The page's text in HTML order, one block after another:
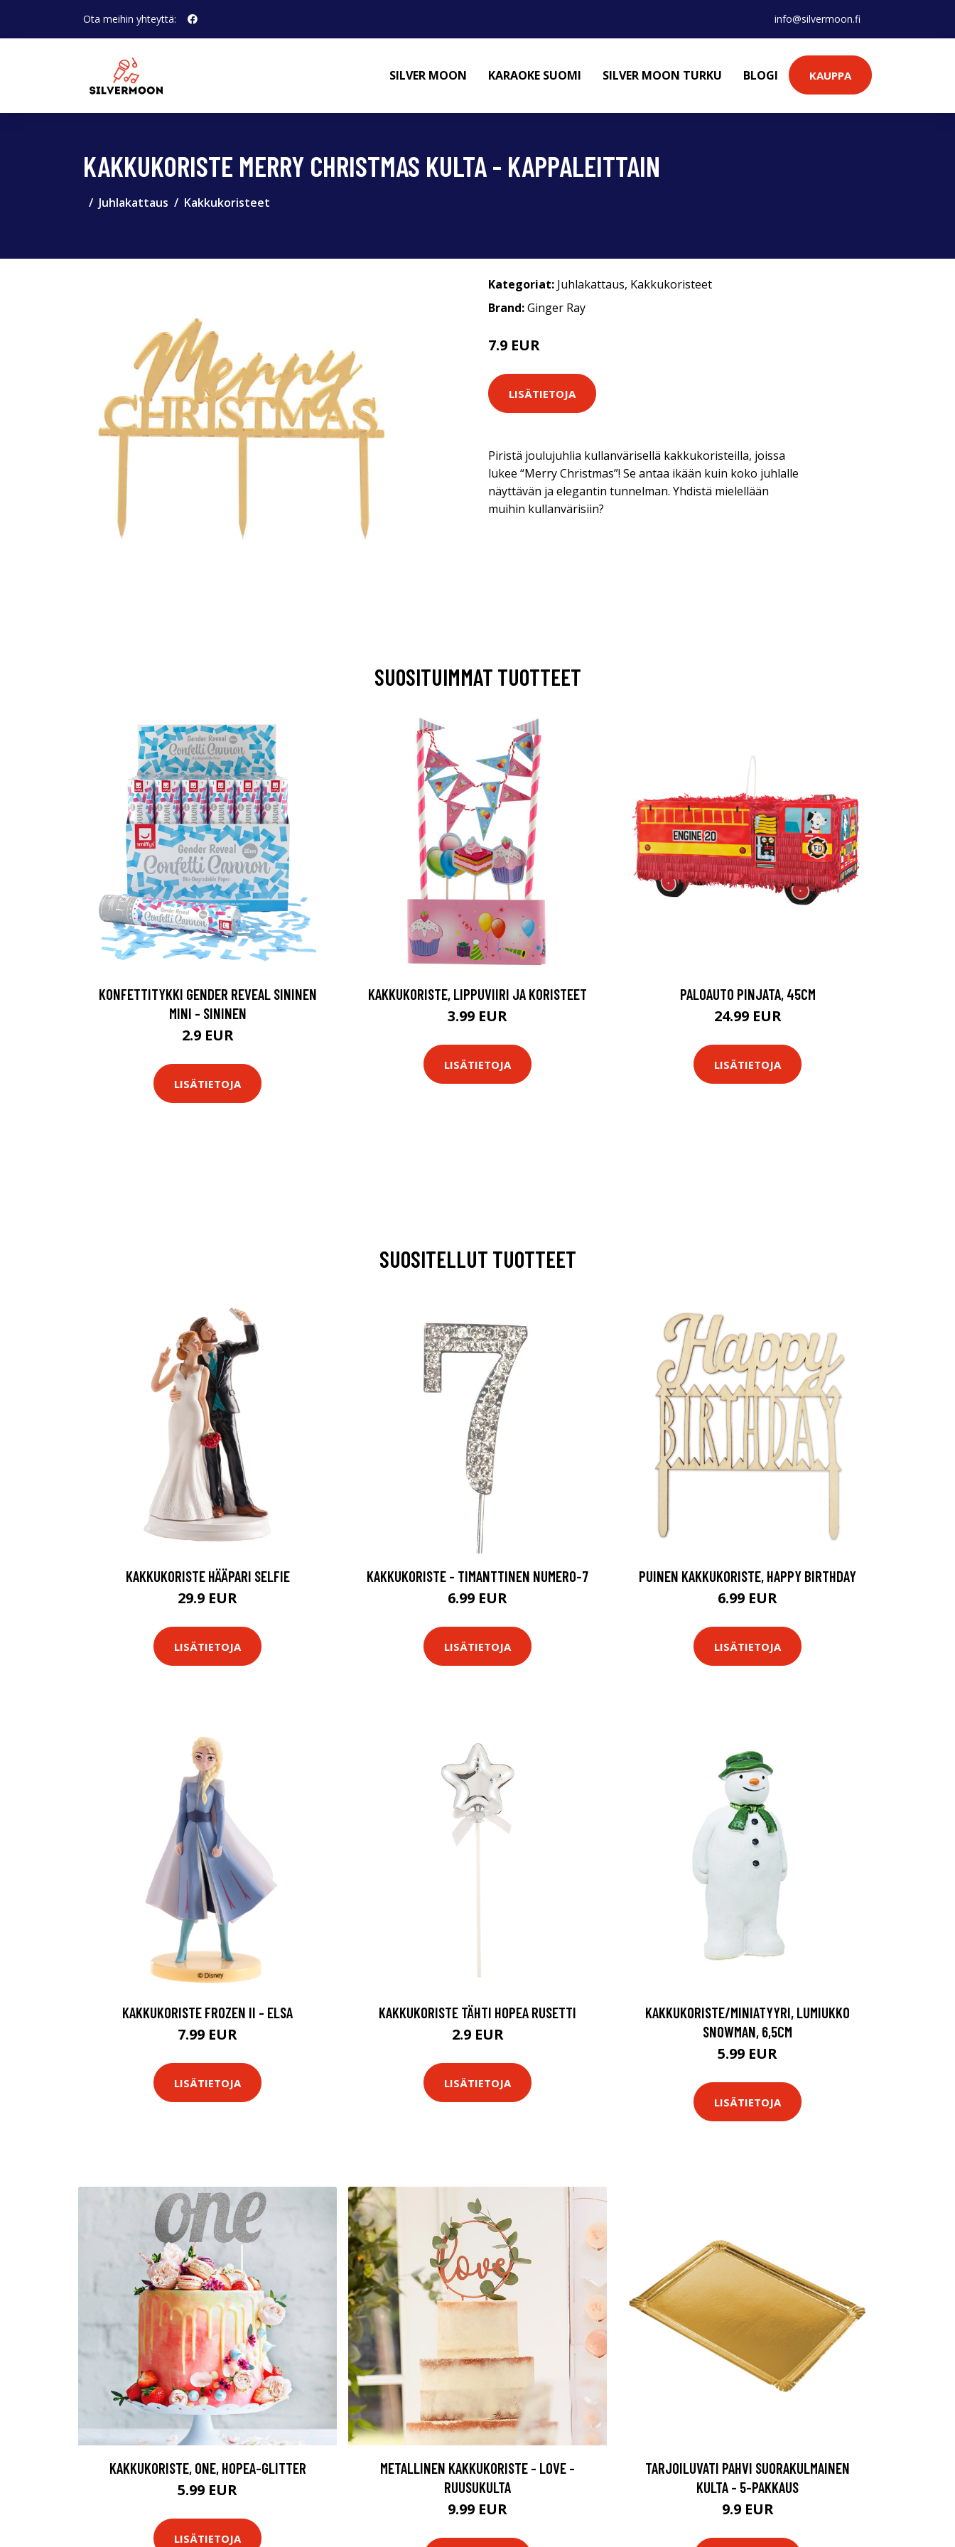
Ota meihin yhteyttä: info@silvermoon.fi
SILVER MOON KARAOKE SUOMI SILVER MOON TURKU BLOGI KAUPPA
KAKKUKORISTE MERRY CHRISTMAS KULTA - KAPPALEITTAIN
Juhlakattaus Kakkukoristeet
Kategoriat: Juhlakattaus, Kakkukoristeet
Brand:Ginger Ray
7.9 EUR
LISÄTIETOJA
Piristä joulujuhlia kullanvärisellä kakkukoristeilla, joissa
lukee “Merry Christmas”! Se antaa ikään kuin koko juhlalle
näyttävän ja elegantin tunnelman. Yhdistä mielellään
muihin kullanvärisiin?
SUOSITUIMMAT TUOTTEET
KONFETTITYKKI GENDER REVEAL SININEN
MINI - SININEN
2.9 EUR
LISÄTIETOJA
KAKKUKORISTE, LIPPUVIIRI JA KORISTEET
3.99 EUR
LISÄTIETOJA
PALOAUTO PINJATA, 45CM
24.99 EUR
LISÄTIETOJA
SUOSITELLUT TUOTTEET
KAKKUKORISTE HÄÄPARI SELFIE
29.9 EUR
LISÄTIETOJA
KAKKUKORISTE - TIMANTTINEN NUMERO-7
6.99 EUR
LISÄTIETOJA
PUINEN KAKKUKORISTE, HAPPY BIRTHDAY
6.99 EUR
LISÄTIETOJA
KAKKUKORISTE FROZEN II - ELSA
7.99 EUR
LISÄTIETOJA
KAKKUKORISTE TÄHTI HOPEA RUSETTI
2.9 EUR
LISÄTIETOJA
KAKKUKORISTE/MINIATYYRI, LUMIUKKO
SNOWMAN, 6,5CM
5.99 EUR
LISÄTIETOJA
KAKKUKORISTE, ONE, HOPEA-GLITTER
5.99 EUR
LISÄTIETOJA
METALLINEN KAKKUKORISTE - LOVE -
RUUSUKULTA
9.99 EUR
TARJOILUVATI PAHVI SUORAKULMAINEN
KULTA - 5-PAKKAUS
9.9 EUR